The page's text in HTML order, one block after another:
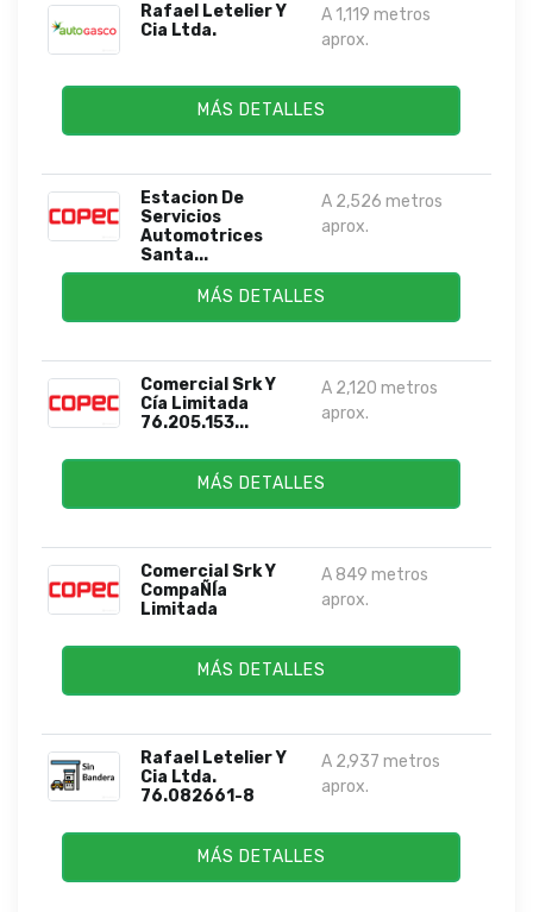
Rafael Letelier Y
Cia Ltda.
A 1,119 metros
aprox.
MÁS DETALLES
Estacion De
Servicios
Automotrices
Santa...
A 2,526 metros
aprox.
MÁS DETALLES
Comercial Srk Y
Cía Limitada
76.205.153...
A 2,120 metros
aprox.
MÁS DETALLES
Comercial Srk Y
CompaÑÍa
Limitada
A 849 metros
aprox.
MÁS DETALLES
Rafael Letelier Y
Cia Ltda.
76.082661-8
A 2,937 metros
aprox.
MÁS DETALLES